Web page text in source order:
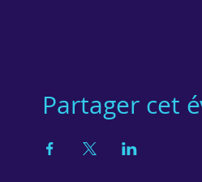
Partager cet